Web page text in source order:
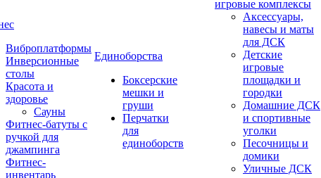
Виброплатформы
Инверсионные
столы
Красота и
здоровье
Сауны
Фитнес-батуты с
ручкой для
джампинга
Фитнес-
инвентарь
Единоборства
Боксерские
мешки и
груши
Перчатки
для
единоборств
игровые комплексы
Аксессуары,
навесы и маты
для ДСК
Детские
игровые
площадки и
городки
Домашние ДСК
и спортивные
уголки
Песочницы и
домики
Уличные ДСК